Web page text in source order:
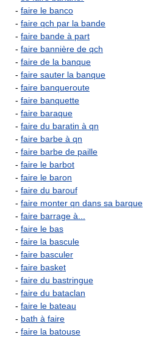
- faire le banco
- faire qch par la bande
- faire bande à part
- faire bannière de qch
- faire de la banque
- faire sauter la banque
- faire banqueroute
- faire banquette
- faire baraque
- faire du baratin à qn
- faire barbe à qn
- faire barbe de paille
- faire le barbot
- faire le baron
- faire du barouf
- faire monter qn dans sa barque
- faire barrage à...
- faire le bas
- faire la bascule
- faire basculer
- faire basket
- faire du bastringue
- faire du bataclan
- faire le bateau
- bath à faire
- faire la batouse